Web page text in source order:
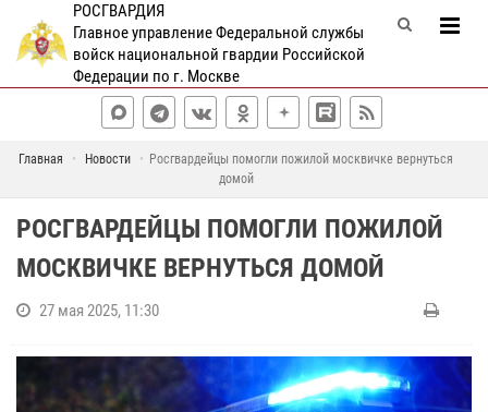
РОСГВАРДИЯ
Главное управление Федеральной службы
войск национальной гвардии Российской
Федерации по г. Москве
Главная Новости
Росгвардейцы помогли пожилой москвичке вернуться
домой
РОСГВАРДЕЙЦЫ ПОМОГЛИ ПОЖИЛОЙ
МОСКВИЧКЕ ВЕРНУТЬСЯ ДОМОЙ
27 мая 2025, 11:30